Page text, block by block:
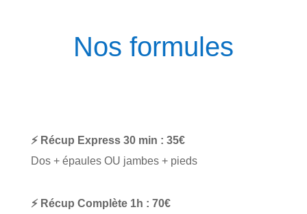
Nos formules
⚡ Récup Express 30 min : 35€
Dos + épaules OU jambes + pieds
⚡ Récup Complète 1h : 70€